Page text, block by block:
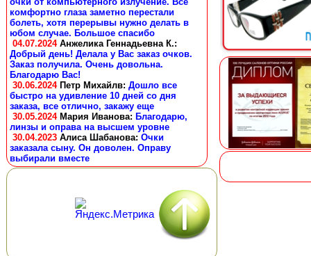
комфортно глаза заметно перестали
болеть, хотя перерывы нужно делать в
юбом случае. Большое спасибо
04.07.2024 Анжелика Геннадьевна К.:
Добрый день! Делала у Вас заказ очков.
Заказ получила. Очень довольна.
Благодарю Вас!
30.06.2024 Петр Михайлв: Дошло все
быстро на удивление 10 дней со дня
заказа, все отлично, закажу еще
30.05.2024 Мария Иванова: Благодарю,
линзы и оправа на высшем уровне
30.04.2023 Алиса Шабанова: Очки
заказала сыну. Он доволен. Оправу
выбирали вместе